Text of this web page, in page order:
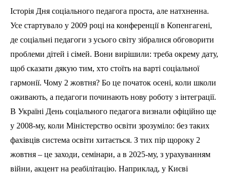
Історія Дня соціального педагога проста, але натхненна.
Усе стартувало у 2009 році на конференції в Копенгагені,
де соціальні педагоги з усього світу зібралися обговорити
проблеми дітей і сімей. Вони вирішили: треба окрему дату,
щоб сказати дякую тим, хто стоїть на варті соціальної
гармонії. Чому 2 жовтня? Бо це початок осені, коли школи
оживають, а педагоги починають нову роботу з інтеграції.
В Україні День соціального педагога визнали офіційно ще
у 2008-му, коли Міністерство освіти зрозуміло: без таких
фахівців система освіти хитається. З тих пір щороку 2
жовтня – це заходи, семінари, а в 2025-му, з урахуванням
війни, акцент на реабілітацію. Наприклад, у Києві